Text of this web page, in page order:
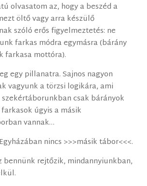
olvasatom az, hogy a beszéd a
öltő vagy arra készülő
szóló erős figyelmeztetés: ne
farkas módra egymásra (bárány
farkasa mottóra).
egy pillanatra. Sajnos nagyon
vagyunk a törzsi logikára, ami
csak bárányok
úgyis a másik
vannak…
nincs >>>másik tábor<<<.
bennünk rejtőzik, mindannyiunkban,